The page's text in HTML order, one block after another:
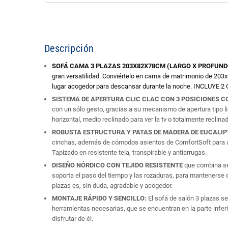
Descripción
SOFÁ CAMA 3 PLAZAS 203X82X78CM (LARGO X
gran versatilidad. Conviértelo en cama de matrimonio de
lugar acogedor para descansar durante la noche. INCLUYE 2
SISTEMA DE APERTURA CLIC CLAC CON 3 POSICIONES
con un sólo gesto, gracias a su mecanismo de apertura tipo
horizontal, medio reclinado para ver la tv o totalmente
ROBUSTA ESTRUCTURA Y PATAS DE MADERA DE
cinchas, además de cómodos asientos de ComfortSoft
Tapizado en resistente tela, transpirable y antiarrugas.
DISEÑO NÓRDICO CON TEJIDO RESISTENTE que combina
soporta el paso del tiempo y las rozaduras, para
plazas es, sin duda, agradable y acogedor.
MONTAJE RÁPIDO Y SENCILLO: El sofá de salón 3 plazas
herramientas necesarias, que se encuentran en la parte
disfrutar de él.